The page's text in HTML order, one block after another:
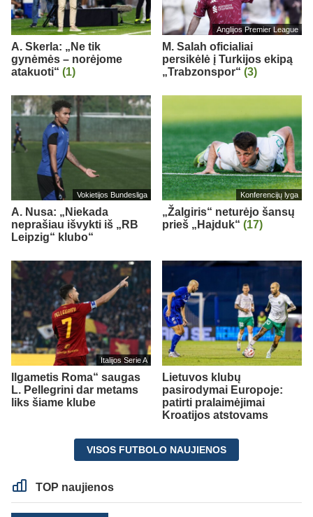
A. Skerla: „Ne tik
gynėmės – norėjome
atakuoti“ (1)
Anglijos Premier League
M. Salah oficialiai
persikėlė į Turkijos ekipą
„Trabzonspor“ (3)
Vokietijos Bundesliga
A. Nusa: „Niekada
neprašiau išvykti iš „RB
Leipzig“ klubo“
Konferencijų lyga
„Žalgiris“ neturėjo šansų
prieš „Hajduk“ (17)
Italijos Serie A
Ilgametis Roma“ saugas
L. Pellegrini dar metams
liks šiame klube
Lietuvos klubų
pasirodymai Europoje:
patirti pralaimėjimai
Kroatijos atstovams
VISOS FUTBOLO NAUJIENOS
TOP naujienos